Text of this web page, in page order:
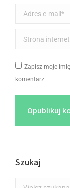
Adres e-mail *
Strona
Zapisz moje
komentarz.
Opublikuj
Szukaj